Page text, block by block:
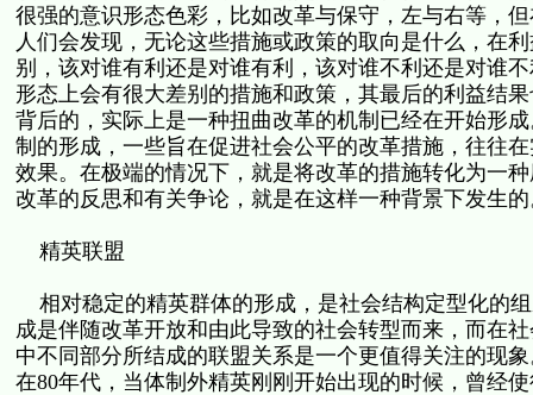
很强的意识形态色彩，比如改革与保守，左与右等，
人们会发现，无论这些措施或政策的取向是什么，在
别，该对谁有利还是对谁有利，该对谁不利还是对谁
形态上会有很大差别的措施和政策，其最后的利益结
背后的，实际上是一种扭曲改革的机制已经在开始形
制的形成，一些旨在促进社会公平的改革措施，往往
效果。在极端的情况下，就是将改革的措施转化为一
改革的反思和有关争论，就是在这样一种背景下发生
精英联盟
相对稳定的精英群体的形成，是社会结构定型化的
成是伴随改革开放和由此导致的社会转型而来，而在
中不同部分所结成的联盟关系是一个更值得关注的现
在80年代，当体制外精英刚刚开始出现的时候，曾经